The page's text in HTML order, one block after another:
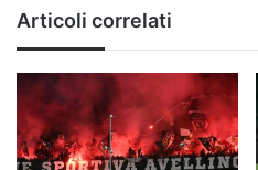
Articoli correlati